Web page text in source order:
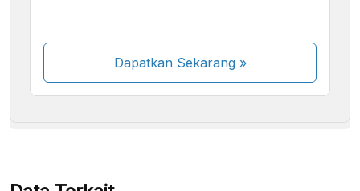
Dapatkan Sekarang»
Beberapa metode pembayaran masih dalam